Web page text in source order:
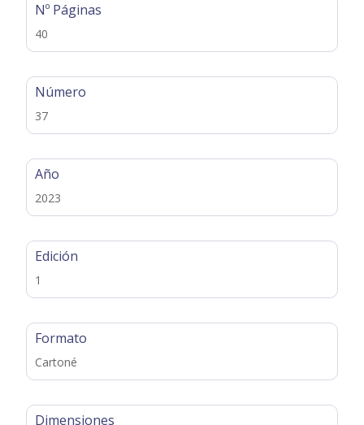
Nº Páginas
40
Número
37
Año
2023
Edición
1
Formato
Cartoné
Dimensiones